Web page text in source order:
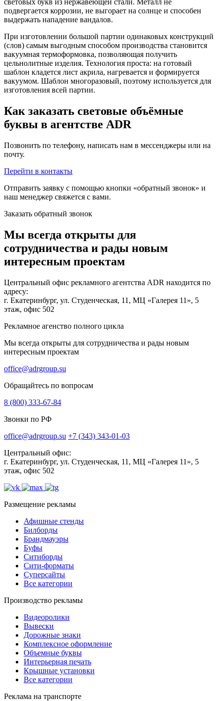
световых букв из нержавеющей стали. Металл не
подвергается коррозии, не выгорает на солнце и способен
выдержать нападение вандалов.
При изготовлении большой партии одинаковых конструкций
(слов) самым выгодным способом производства становится
вакуумная термоформовка, позволяющая получить
цельнолитные изделия. Технология проста: на готовый
шаблон кладется лист акрила, нагревается и формируется
вакуумом. Шаблон многоразовый, поэтому используется для
изготовления всей партии.
Как заказать световые объёмные
буквы в агентстве ADR
Позвонить по телефону, написать нам в мессенджеры или на
почту.
Перейти в контакты
Отправить заявку с помощью кнопки «обратный звонок» и
наш менеджер свяжется с вами.
Заказать обратный звонок
Мы всегда открыты для
сотрудничества и рады новым
интересным проектам
Центральный офис рекламного агентства ADR находится по
адресу:
г. Екатеринбург, ул. Студенческая, 11, МЦ «Галерея 11», 5
этаж, офис 502
Рекламное агенство полного цикла
Мы всегда открыты для сотрудничества и рады новым
интересным проектам
office@adrgroup.su
Обращайтесь по вопросам
8 (800) 333-67-84
Звонки по РФ
office@adrgroup.su +7 (343) 343-01-03
Центральный офис:
г. Екатеринбург, ул. Студенческая, 11, МЦ «Галерея 11», 5
этаж, офис 502
Размещение рекламы
Афишные стенды
Билборды
Брандмауэры
Буфы
Ситиборды
Сити-форматы
Суперсайты
Все категории
Производство рекламы
Видеоролики
Вывески
Дорожные знаки
Комплексное оформление
Объемные буквы
Интерьерная печать
Крышные установки
Все категории
Реклама на транспорте